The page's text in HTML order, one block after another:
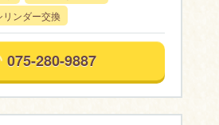
リンダー交換
075-280-9887